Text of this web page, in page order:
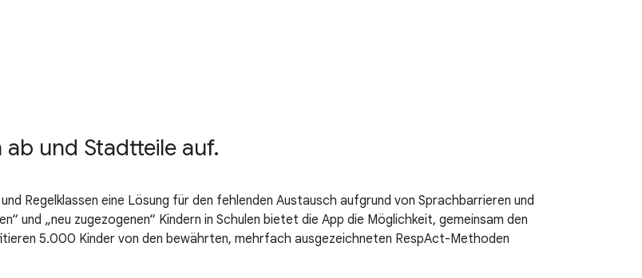
und Stadtteile auf.
Regelklassen eine Lösung für den fehlenden Austausch aufgrund von Sprachbarrieren und
und „neu zugezogenen“ Kindern in Schulen bietet die App die Möglichkeit, gemeinsam den
5.000 Kinder von den bewährten, mehrfach ausgezeichneten RespAct-Methoden